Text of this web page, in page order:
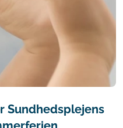
Sundhedsplejens